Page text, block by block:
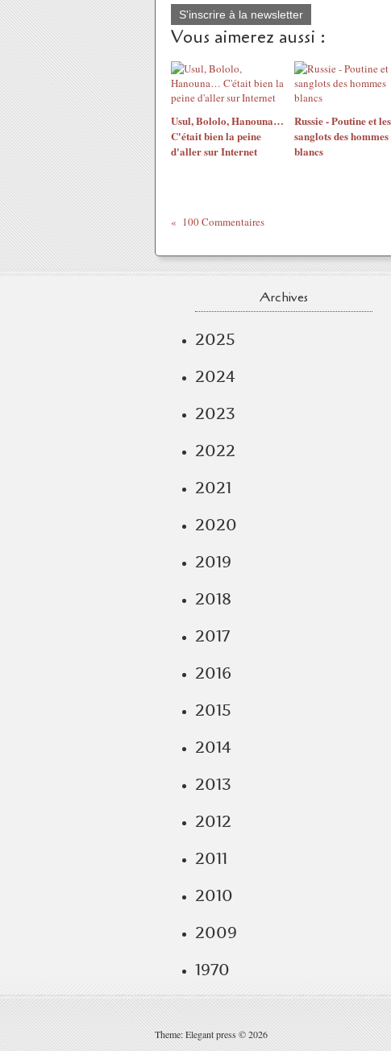
S'inscrire à la newsletter
Vous aimerez aussi :
Usul, Bololo, Hanouna…
C'était bien la peine
d'aller sur Internet
Russie - Poutine et les
sanglots des hommes
blancs
100 Commentaires
Archives
2025
2024
2023
2022
2021
2020
2019
2018
2017
2016
2015
2014
2013
2012
2011
2010
2009
1970
Theme: Elegant press © 2026